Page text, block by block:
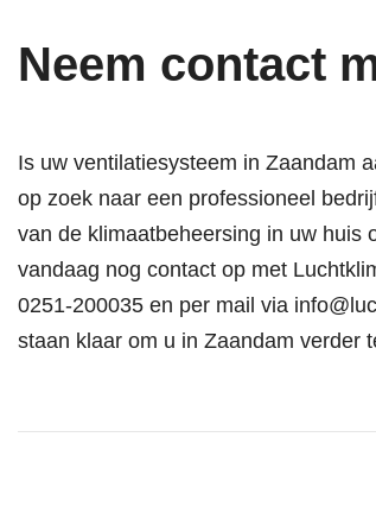
Neem contact
Is uw ventilatiesysteem in Zaandam
op zoek naar een professioneel
van de klimaatbeheersing in uw huis
vandaag nog contact op met
0251-200035 en per mail via
staan klaar om u in Zaandam verder